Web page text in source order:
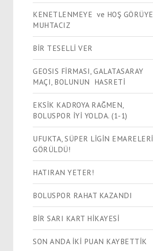
KENETLENMEYE ve HOŞ GÖRÜYE
MUHTACIZ
BİR TESELLİ VER
GEOSIS FİRMASI, GALATASARAY
MAÇI, BOLUNUN HASRETİ
EKSİK KADROYA RAĞMEN,
BOLUSPOR İYİ YOLDA. (1-1)
UFUKTA, SÜPER LİGİN EMARELERİ
GÖRÜLDÜ!
HATIRAN YETER!
BOLUSPOR RAHAT KAZANDI
BİR SARI KART HİKAYESİ
SON ANDA İKİ PUAN KAYBETTİK